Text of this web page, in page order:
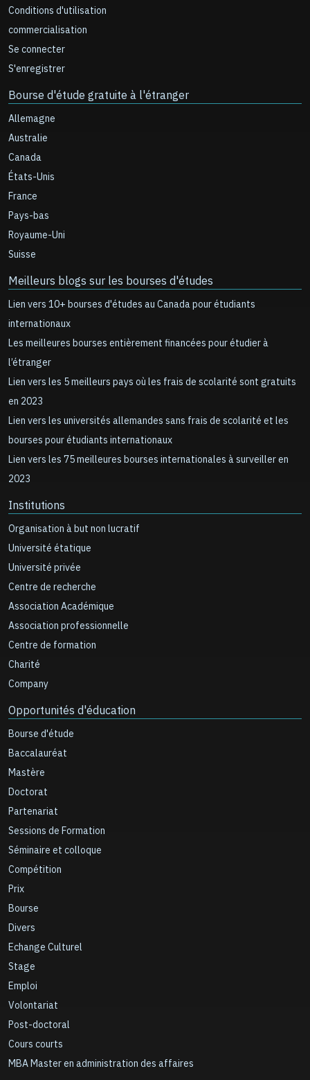
Conditions d'utilisation
commercialisation
Se connecter
S'enregistrer
Bourse d'étude gratuite à l'étranger
Allemagne
Australie
Canada
États-Unis
France
Pays-bas
Royaume-Uni
Suisse
Meilleurs blogs sur les bourses d'études
Lien vers 10+ bourses d'études au Canada pour étudiants
internationaux
Les meilleures bourses entièrement financées pour étudier à
l’étranger
Lien vers les 5 meilleurs pays où les frais de scolarité sont gratuits
en 2023
Lien vers les universités allemandes sans frais de scolarité et les
bourses pour étudiants internationaux
Lien vers les 75 meilleures bourses internationales à surveiller en
2023
Institutions
Organisation à but non lucratif
Université étatique
Université privée
Centre de recherche
Association Académique
Association professionnelle
Centre de formation
Charité
Company
Opportunités d'éducation
Bourse d'étude
Baccalauréat
Mastère
Doctorat
Partenariat
Sessions de Formation
Séminaire et colloque
Compétition
Prix
Bourse
Divers
Echange Culturel
Stage
Emploi
Volontariat
Post-doctoral
Cours courts
MBA Master en administration des affaires